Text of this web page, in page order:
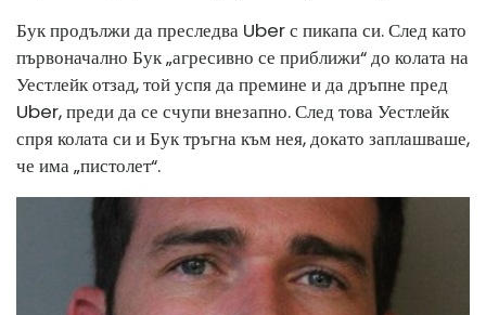
Бук продължи да преследва Uber с пикапа си. След като
първоначално Бук „агресивно се приближи“ до колата на
Уестлейк отзад, той успя да премине и да дръпне пред
Uber, преди да се счупи внезапно. След това Уестлейк
спря колата си и Бук тръгна към нея, докато заплашваше,
че има „пистолет“.